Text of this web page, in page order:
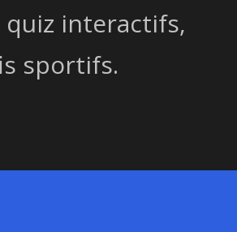
quiz interactifs,
sportifs.